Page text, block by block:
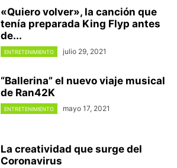
«Quiero volver», la canción que
tenía preparada King Flyp antes
de...
ENTRETENIMIENTO julio 29, 2021
“Ballerina” el nuevo viaje musical
de Ran42K
ENTRETENIMIENTO mayo 17, 2021
La creatividad que surge del
Coronavirus